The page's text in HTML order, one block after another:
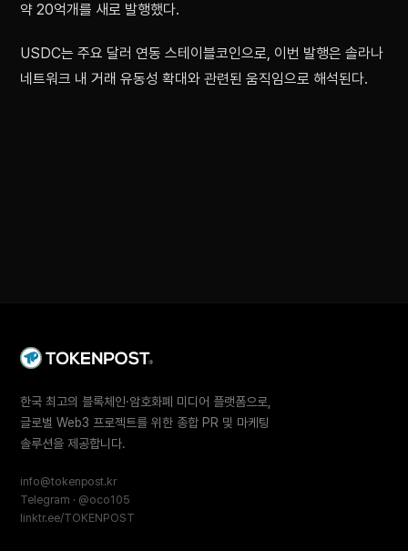
약 20억개를 새로 발행했다.
USDC는 주요 달러 연동 스테이블코인으로, 이번 발행은 솔라나
네트워크 내 거래 유동성 확대와 관련된 움직임으로 해석된다.
한국 최고의 블록체인·암호화폐 미디어 플랫폼으로,
글로벌 Web3 프로젝트를 위한 종합 PR 및 마케팅
솔루션을 제공합니다.
info@tokenpost.kr
Telegram · @oco105
linktr.ee/TOKENPOST